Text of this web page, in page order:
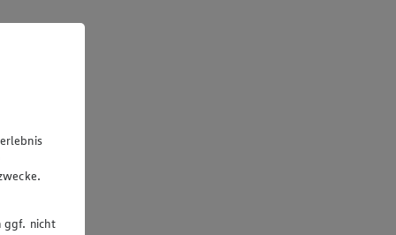
ggf. nicht